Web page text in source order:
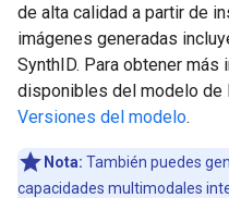
de alta calidad a partir de
imágenes generadas
SynthID. Para obtener
disponibles del modelo de
Versiones del modelo.
Nota: También puedes
capacidades multimodales